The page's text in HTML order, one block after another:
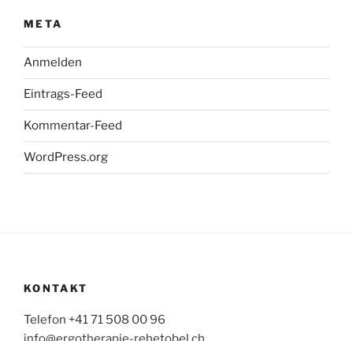
META
Anmelden
Eintrags-Feed
Kommentar-Feed
WordPress.org
KONTAKT
Telefon +41 71 508 00 96